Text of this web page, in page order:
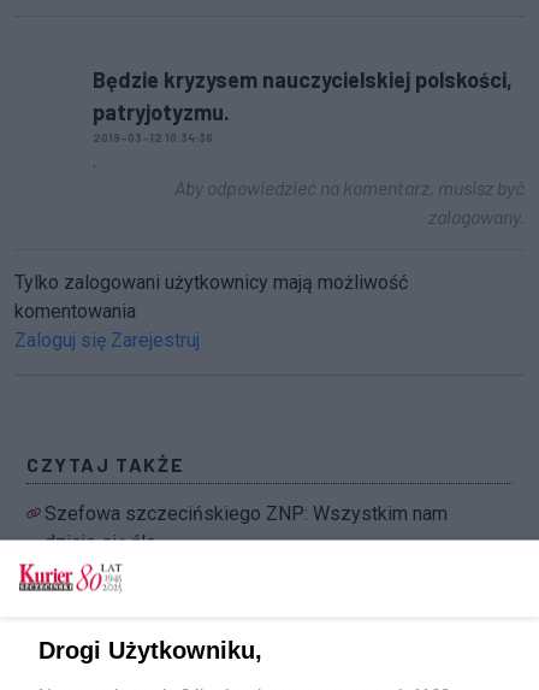
Będzie kryzysem nauczycielskiej polskości,
patryjotyzmu.
2019-03-12 10:34:36
.
Aby odpowiedzieć na komentarz, musisz być
zalogowany.
Tylko zalogowani użytkownicy mają możliwość
komentowania
Zaloguj się Zarejestruj
CZYTAJ TAKŻE
Szefowa szczecińskiego ZNP: Wszystkim nam
dzieje się źle
Ile szkół przystąpi do strajku
kwietnia
Drogi Użytkowniku,